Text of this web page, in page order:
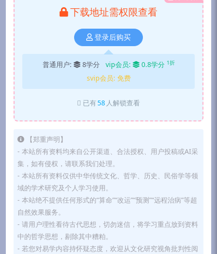
下载地址需权限查看
登录后购买
普通用户: 8学分 vip会员: 0.8学分 1折
svip会员: 免费
已有 58 人解锁查看
【郑重声明】
- 本站所有资料均来自公开渠道、合法授权、用户投稿或AI采
集，如有侵权，请联系我们处理。
- 本站所有资料仅供中华传统文化、哲学、历史、民俗学等领
域的学术研究及个人学习使用。
- 本站绝不提供任何形式的“算命”“改运”“预测”“远程治病”等超
自然效果服务。
- 请用户理性看待古代思想，切勿迷信，将学习重点放到资料
中的哲学思想，剔除其中糟粕。
- 若您对易学内容持怀疑态度，欢迎从文化研究视角批判性阅